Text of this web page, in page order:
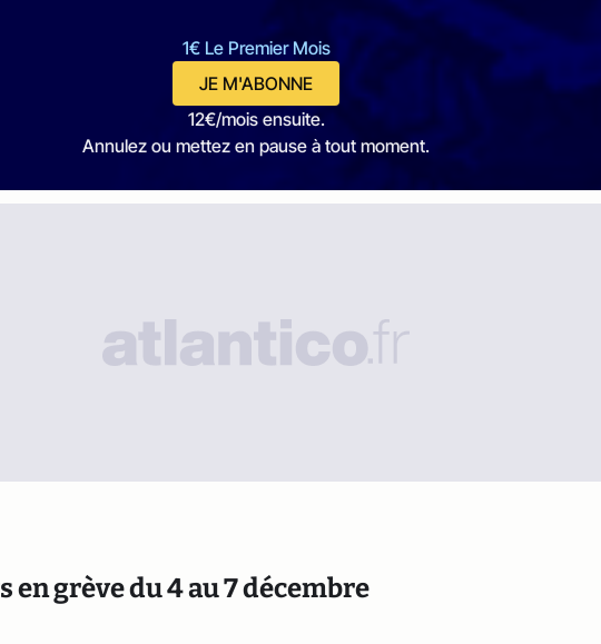
1€ Le Premier Mois
JE M'ABONNE
12€/mois ensuite.
Annulez ou mettez en pause à tout moment.
en grève du 4 au 7 décembre